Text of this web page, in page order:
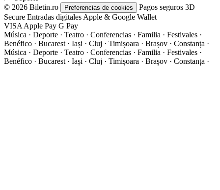
© 2026 Biletin.ro
Preferencias de cookies Pagos seguros 3D
Secure Entradas digitales Apple & Google Wallet
VISA Apple Pay G Pay
Música · Deporte · Teatro · Conferencias · Familia · Festivales ·
Benéfico · Bucarest · Iași · Cluj · Timișoara · Brașov · Constanța ·
Música · Deporte · Teatro · Conferencias · Familia · Festivales ·
Benéfico · Bucarest · Iași · Cluj · Timișoara · Brașov · Constanța ·